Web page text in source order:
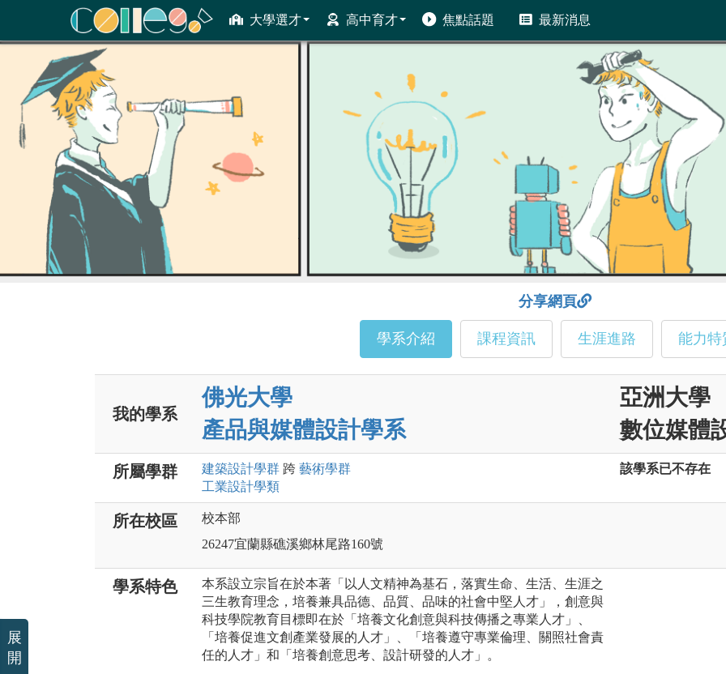
大學選才 高中育才 焦點話題 最新消息
ColleGo! 大學選才與高中育才輔助系統
分享網頁
學系介紹 課程資訊 生涯進路 能力特
我的學系
佛光大學
產品與媒體設計學系
亞洲大學
數位媒體
所屬學群 建築設計學群 跨 藝術學群
工業設計學類
該學系已不存在
所在校區
校本部
26247宜蘭縣礁溪鄉林尾路160號
學系特色
本系設立宗旨在於本著「以人文精神為基石，落實生命、生活、生涯之
三生教育理念，培養兼具品德、品質、品味的社會中堅人才」，創意與
科技學院教育目標即在於「培養文化創意與科技傳播之專業人才」、
「培養促進文創產業發展的人才」、「培養遵守專業倫理、關照社會責
任的人才」和「培養創意思考、設計研發的人才」。
展
開